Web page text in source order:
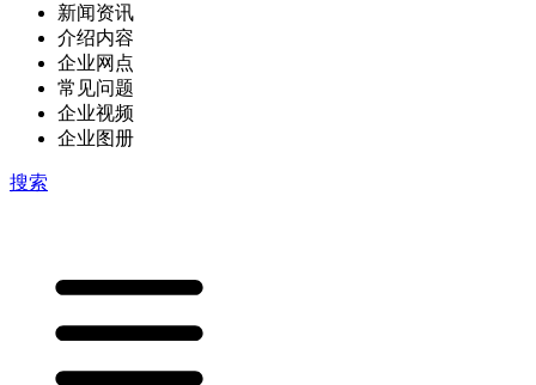
新闻资讯
介绍内容
企业网点
常见问题
企业视频
企业图册
搜索